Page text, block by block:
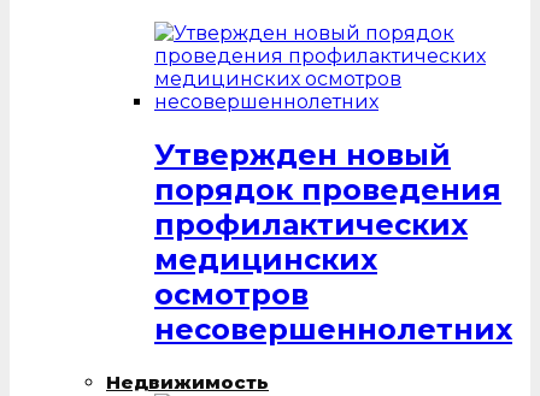
Утвержден новый
порядок проведения
профилактических
медицинских
осмотров
несовершеннолетних
Недвижимость